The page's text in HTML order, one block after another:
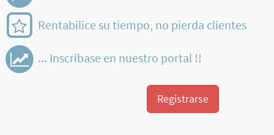
Rentabilice su tiempo, no pierda clientes
... Inscríbase en nuestro portal !!
Registrarse